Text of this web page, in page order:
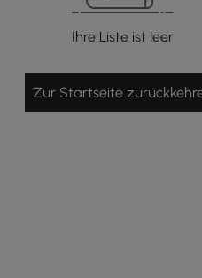
Ihre Liste ist leer
Zur Startseite